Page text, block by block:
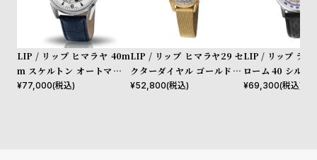
o
p
LIP / リップ ヒマラヤ 40m
m スケルトン オートマチッ
ク シルバー ダークブルー レ
¥77,000(税込)
LIP / リップ ヒマラヤ29 セ
クターダイヤル ゴールド メ
ッシュ
¥52,800(税込)
LIP / リップ ラリ
ローム 40 シルバ
ホワイト ブラック
¥69,300(税込)